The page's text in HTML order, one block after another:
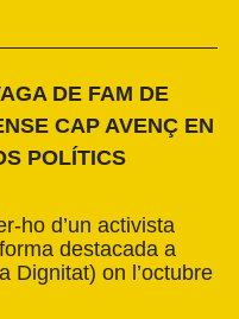
DE FAM DE
CAP AVENÇ EN
POLÍTICS
ho d’un activista
destacada a
Dignitat) on l’octubre